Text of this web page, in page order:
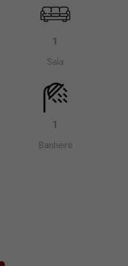
1
Sala
1
Banheiro